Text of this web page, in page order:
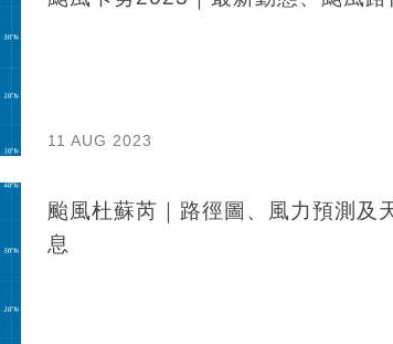
11 AUG 2023
颱風杜蘇芮｜路徑圖、風力預測及
息